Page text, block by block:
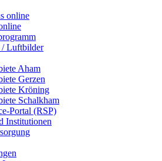
online
/ Luftbilder
Aham
Gerzen
Kröning
Schalkham
Portal (RSP)
Institutionen